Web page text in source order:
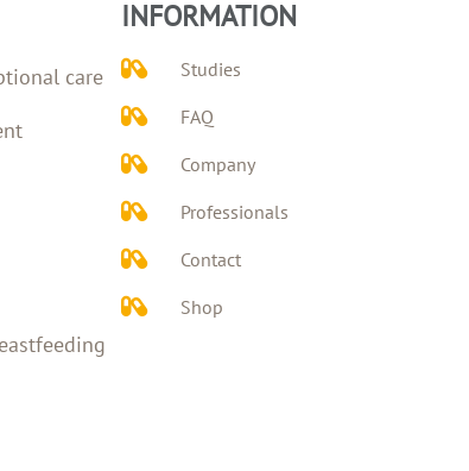
care
INFORMATION
Studies
FAQ
Company
Professionals
Contact
Shop